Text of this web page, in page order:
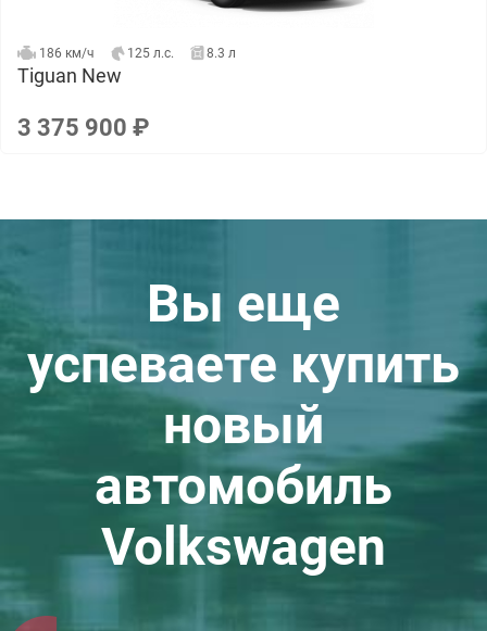
186 км/ч 125 л.с. 8.3 л
Tiguan New
3 375 900 ₽
Вы еще
успеваете купить
новый
автомобиль
Volkswagen